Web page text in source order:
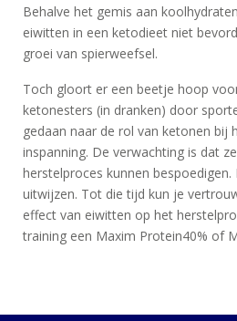
Behalve het gemis aan
eiwitten in een ketodieet niet
groei van spierweefsel.
Toch gloort er een beetje hoop
ketonesters (in dranken) door
gedaan naar de rol van ketonen bij
inspanning. De verwachting is dat
herstelproces kunnen
uitwijzen. Tot die tijd kun je
effect van eiwitten op het
training een Maxim Protein40% of
KLANTENSERVICE